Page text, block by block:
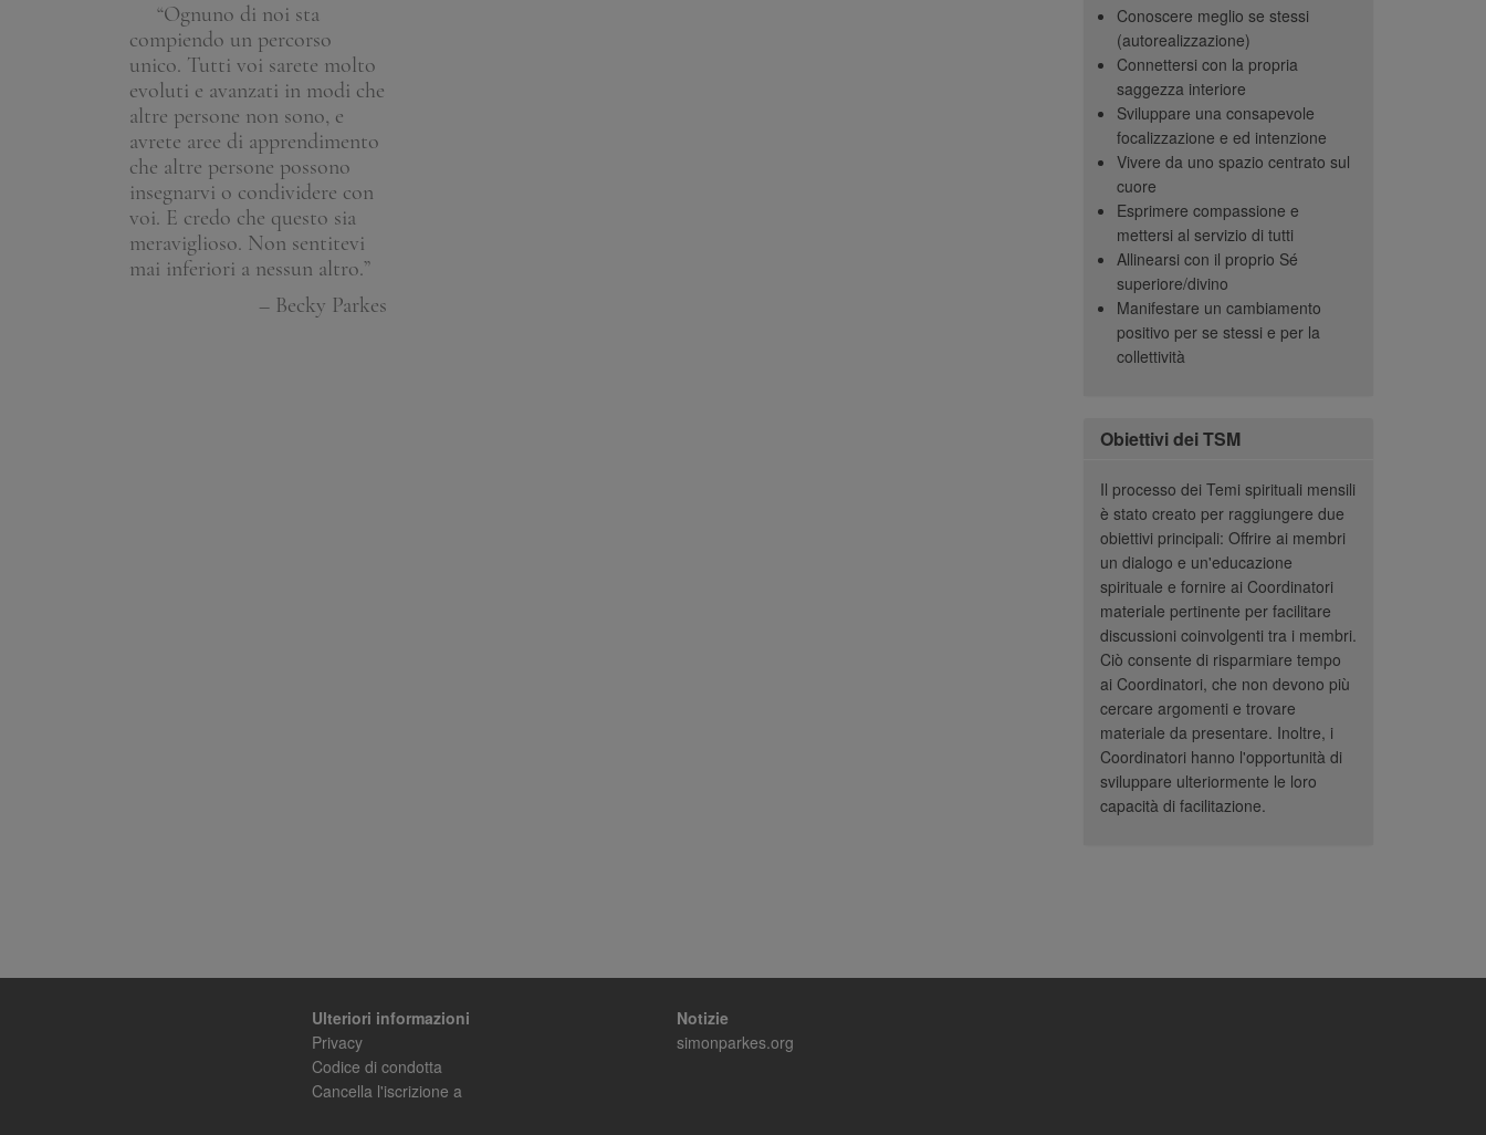
“Ognuno di noi sta
compiendo un percorso
unico. Tutti voi sarete molto
evoluti e avanzati in modi che
altre persone non sono, e
avrete aree di apprendimento
che altre persone possono
insegnarvi o condividere con
voi. E credo che questo sia
meraviglioso. Non sentitevi
mai inferiori a nessun altro.”
– Becky Parkes
“Empatia e compassione...
è la seconda volta che questo
tema viene esplorato in CC.
stesso, nel team e nei membri
è stato molto stimolante e ha
confermato che questo è un
percorso bello e importante
che stiamo tutti facendo.”
– Carolyn K, Coordinatore
Canada
“Mi piace molto il tema
spirituale di questo mese. Mi
sta aiutando molto. Mi sta
aiutando veramente a
guarire.”
– Un membro
Conoscere meglio se stessi
(autorealizzazione)
Connettersi con la propria
saggezza interiore
Sviluppare una consapevole
focalizzazione e ed intenzione
Vivere da uno spazio centrato sul
cuore
Esprimere compassione e
mettersi al servizio di tutti
Allinearsi con il proprio Sé
superiore/divino
Manifestare un cambiamento
positivo per se stessi e per la
collettività
Obiettivi dei TSM
Il processo dei Temi spirituali mensili
è stato creato per raggiungere due
obiettivi principali: Offrire ai membri
un dialogo e un'educazione
spirituale e fornire ai Coordinatori
materiale pertinente per facilitare
discussioni coinvolgenti tra i membri.
Ciò consente di risparmiare tempo
ai Coordinatori, che non devono più
cercare argomenti e trovare
materiale da presentare. Inoltre, i
Coordinatori hanno l'opportunità di
sviluppare ulteriormente le loro
capacità di facilitazione.
Ulteriori informazioni
Privacy
Codice di condotta
Cancella l'iscrizione a
Notizie
simonparkes.org